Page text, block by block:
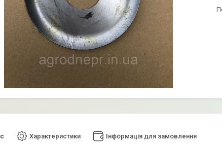
Характеристики Інформація для замовлення